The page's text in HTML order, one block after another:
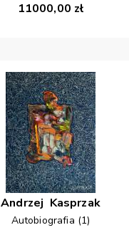
11000,00 zł
Andrzej Kasprzak
Autobiografia (1)